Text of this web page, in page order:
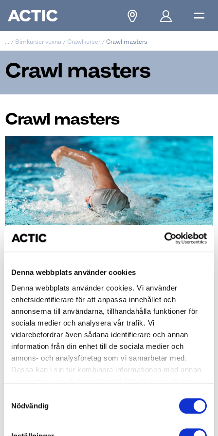
Denna webbplats använder cookies
Denna webbplats använder cookies. Vi använder
enhetsidentifierare för att anpassa innehållet och
annonserna till användarna, tillhandahålla funktioner för
sociala medier och analysera vår trafik. Vi
vidarebefordrar även sådana identifierare och annan
information från din enhet till de sociala medier och
annons- och analysföretag som vi samarbetar med.
Dessa kan i sin tur kombinera informationen med annan
Nödvändig
/ Simkurser vuxna / Crawlkurser / Crawl masters
Crawl masters
Crawl masters
effektivisera och höja din crawl till nästa nivå genom att
utveckla/bibehålla din uthållighet, styrka och fart.
Passen är mellan 3500-6000 meter och varieras mellan
teknik, styrka, fart, kondition & distans. Videoanalys och
analys av simutvecklingen genomförs med jämna
mellanrum där frekvens, effektivitet, tempo, pace osv
kontrolleras. Tränaren hjälper dig att få det optimala
upplägget för just dig och dina målsättningar